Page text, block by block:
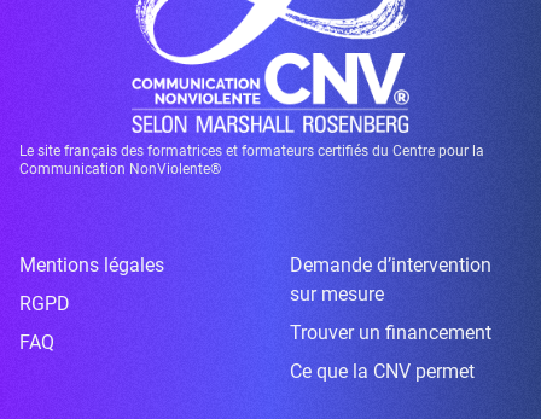
Le site français des formatrices et formateurs certifiés du Centre pour la
Communication NonViolente®
Mentions légales
RGPD
FAQ
Demande d’intervention
sur mesure
Trouver un financement
Ce que la CNV permet